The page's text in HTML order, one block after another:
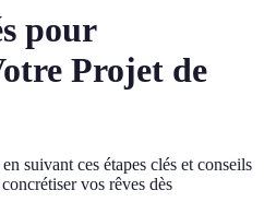
pour
Projet de
suivant ces étapes clés et conseils
vos rêves dès